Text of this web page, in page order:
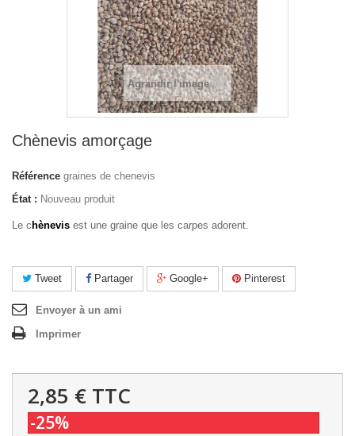
Agrandir l'image
Chènevis amorçage
Référence graines de chenevis
État : Nouveau produit
Le c hènevis est une graine que les carpes adorent.
Tweet Partager Google+ Pinterest
Envoyer à un ami
Imprimer
2,85 € TTC
-25%